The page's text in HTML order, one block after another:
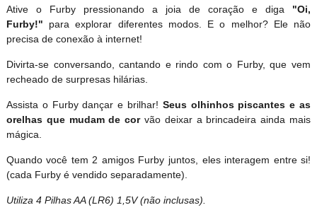
Ative o Furby pressionando a joia de coração e diga "Oi,
Furby!" para explorar diferentes modos. E o melhor? Ele não
precisa de conexão à internet!
Divirta-se conversando, cantando e rindo com o Furby, que vem
recheado de surpresas hilárias.
Assista o Furby dançar e brilhar! Seus olhinhos piscantes e as
orelhas que mudam de cor vão deixar a brincadeira ainda mais
mágica.
Quando você tem 2 amigos Furby juntos, eles interagem entre si!
(cada Furby é vendido separadamente).
Utiliza 4 Pilhas AA (LR6) 1,5V (não inclusas).